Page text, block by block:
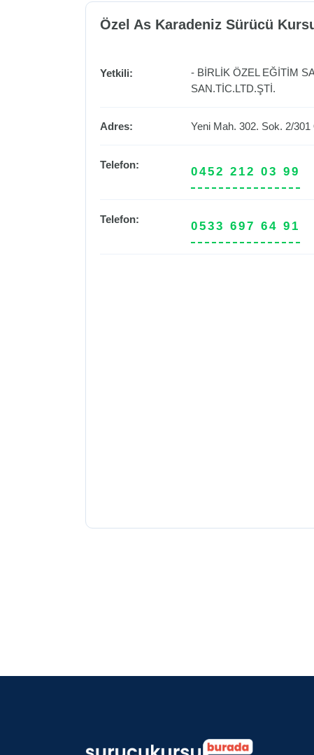
Özel As Karadeniz Sürücü
Yetkili:
- BİRLİK ÖZEL EĞİTİM
SAN.TİC.LTD.ŞTİ.
Adres: Yeni Mah. 302. Sok. 2/301
Telefon:
0452 212 03 99
Telefon:
0533 697 64 91